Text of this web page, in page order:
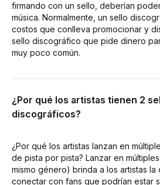
firmando con un sello, deberían
música. Normalmente, un sello
costos que conlleva promocionar y
sello discográfico que pide dinero
muy poco común.
¿Por qué los artistas tienen 2
discográficos?
¿Por qué los artistas lanzan en
de pista por pista? Lanzar en
mismo género) brinda a los artistas
conectar con fans que podrían estar